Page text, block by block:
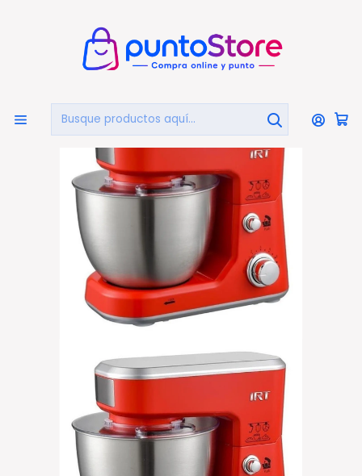
HOGAR Y DECORACIÓN Electrodomésticos
Amasadoras
Batidora Amasadora Irt Estilo Retro Color Rojo - Ps